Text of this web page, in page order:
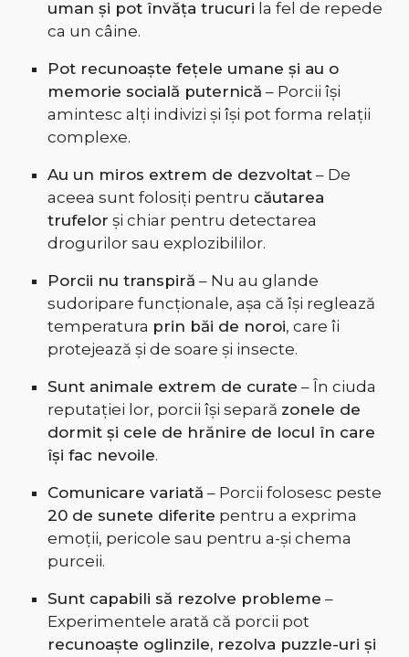
uman și pot învăța trucuri la fel de repede
ca un câine.
Pot recunoaște fețele umane și au o
memorie socială puternică – Porcii își
amintesc alți indivizi și își pot forma relații
complexe.
Au un miros extrem de dezvoltat– De
aceea sunt folosiți pentru căutarea
trufelor și chiar pentru detectarea
drogurilor sau explozibililor.
Porcii nu transpiră – Nu au glande
sudoripare funcționale, așa că își reglează
temperatura prin băi de noroi, care îi
protejează și de soare și insecte.
Sunt animale extrem de curate – În ciuda
reputației lor, porcii își separă zonele de
dormit și cele de hrănire de locul în care
își fac nevoile.
Comunicare variată – Porcii folosesc peste
20 de sunete diferite pentru a exprima
emoții, pericole sau pentru a-și chema
purceii.
Sunt capabili să rezolve probleme –
Experimentele arată că porcii pot
recunoaște oglinzile, rezolva puzzle-uri și